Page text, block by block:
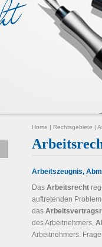
Home | Rechtsgebiete |
Arbeitszeugnis,
Das Arbeitsrecht
auftretenden
das
des Arbeitnehmers,
Arbeitnehmers.